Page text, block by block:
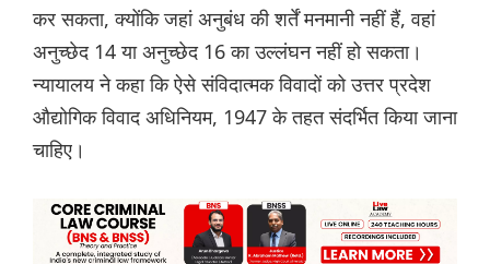
कर सकता, क्योंकि जहां अनुबंध की शर्तें मनमानी नहीं हैं, वहां
अनुच्छेद 14 या अनुच्छेद 16 का उल्लंघन नहीं हो सकता।
न्यायालय ने कहा कि ऐसे संविदात्मक विवादों को उत्तर प्रदेश
औद्योगिक विवाद अधिनियम, 1947 के तहत संदर्भित किया जाना
चाहिए।